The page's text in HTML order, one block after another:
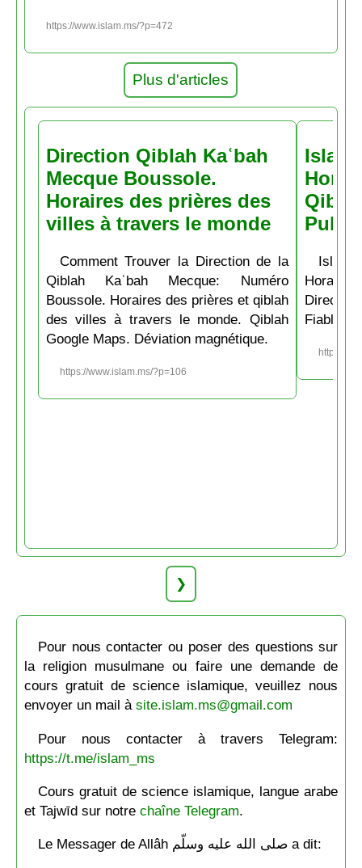
https://www.islam.ms/?p=472
Plus d'articles
Direction Qiblah Kaʿbah
Mecque Boussole.
Horaires des prières des
villes à travers le monde
Comment Trouver la Direction de la
Qiblah Kaʿbah Mecque: Numéro
Boussole. Horaires des prières et qiblah
des villes à travers le monde. Qiblah
Google Maps. Déviation magnétique.
https://www.islam.ms/?p=106
Pubs
Fiable et
https://
❯
Pour nous contacter ou poser des questions sur
la religion musulmane ou faire une demande de
cours gratuit de science islamique, veuillez nous
envoyer un mail à site.islam.ms@gmail.com
Pour nous contacter à travers Telegram:
https://t.me/islam_ms
Cours gratuit de science islamique, langue arabe
et Tajwīd sur notre chaîne Telegram.
Le Messager de Allâh صلى الله عليه وسلّم a dit: